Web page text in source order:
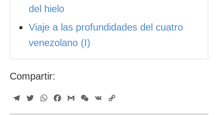
del hielo
Viaje a las profundidades del cuatro
venezolano (I)
Compartir:
TelegramTwitterWhatsApp
Facebook
GmailWeChat
VK